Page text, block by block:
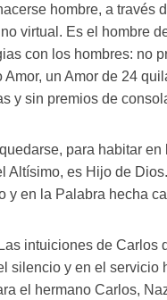
hombre, a través
virtual. Es el hombre
con los hombres: no
un Amor de 24
y sin premios de
para habitar
Altísimo, es Hijo de
y en la Palabra hecha
intuiciones de Carlos
silencio y en el servicio
el hermano Carlos,